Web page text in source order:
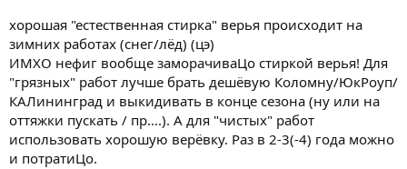
хорошая "естественная стирка" верья происходит на
зимних работах (снег/лёд) (цэ)
ИМХО нефиг вообще заморачиваЦо стиркой верья! Для
"грязных" работ лучше брать дешёвую Коломну/ЮкРоуп/
КАЛининград и выкидивать в конце сезона (ну или на
оттяжки пускать / пр....). А для "чистых" работ
использовать хорошую верёвку. Раз в 2-3(-4) года можно
и потратиЦо.